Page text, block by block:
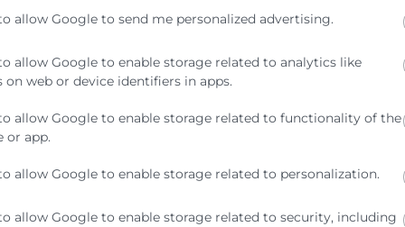
allow Google to send me personalized advertising.
allow Google to enable storage related to analytics like
on web or device identifiers in apps.
allow Google to enable storage related to functionality of the
or app.
allow Google to enable storage related to personalization.
allow Google to enable storage related to security, including
Todos los eventos